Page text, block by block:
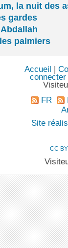
la nuit des
gardes
palmiers
Accueil |
connecter
FR
Site
CC